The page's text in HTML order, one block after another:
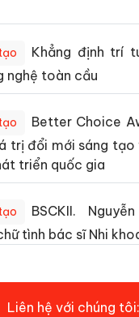
Khẳng định trí
nghệ toàn cầu
Better Choice
trị đổi mới sáng tạo
triển quốc gia
BSCKII.
tình bác sĩ Nhi
Liên hệ với chúng tôi: